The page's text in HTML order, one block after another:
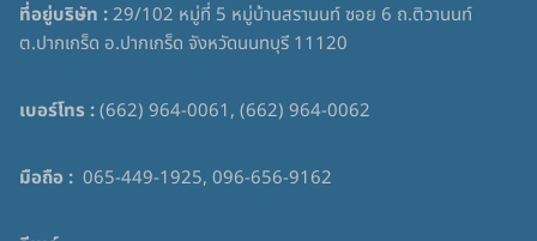
ที่อยู่บริษัท :29/102 หมู่ที่ 5 หมู่บ้านสรานนท์ ซอย 6 ถ.ติวานนท์
ต.ปากเกร็ด อ.ปากเกร็ด จังหวัดนนทบุรี 11120
เบอร์โทร :(662) 964-0061, (662) 964-0062
มือถือ : 065-449-1925, 096-656-9162